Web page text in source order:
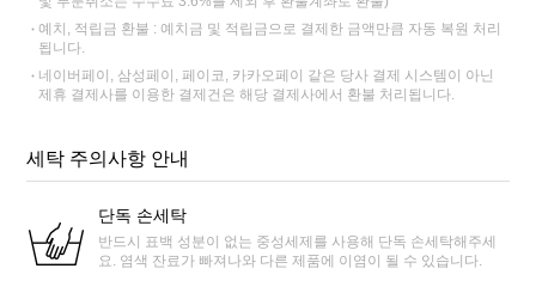
예치, 적립금 환불 : 예치금 및 적립금으로 결제한 금액만큼 자동 복원 처리
됩니다.
네이버페이, 삼성페이, 페이코, 카카오페이 같은 당사 결제 시스템이 아닌
제휴 결제사를 이용한 결제건은 해당 결제사에서 환불 처리됩니다.
세탁 주의사항 안내
단독 손세탁
반드시 표백 성분이 없는 중성세제를 사용해 단독 손세탁해주세
요. 염색 잔료가 빠져나와 다른 제품에 이염이 될 수 있습니다.